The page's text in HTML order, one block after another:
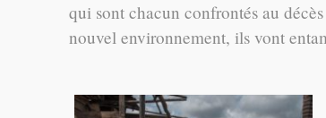
qui sont chacun confrontés au
nouvel environnement, ils vont